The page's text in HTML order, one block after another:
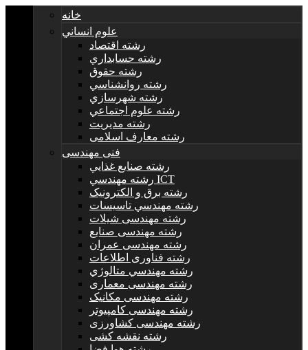
خانه
علوم انساني
رشته اقتصاد
رشته حسابداري
رشته حقوق
رشته روانشناسي
رشته شهرسازي
رشته علوم اجتماعي
رشته مديريت
رشته معارف اسلامی
فنی مهندسی
رشته صنايع غذايي
رشته مهندسي ICT
رشته برق و الکترونيک
رشته مهندسي تاسيسات
رشته مهندسی شیلات
رشته مهندسی صنایع
رشته مهندسی عمران
رشته فناوری اطلاعات
رشته مهندسي متالوژي
رشته مهندسی معماری
رشته مهندسی مکانیک
رشته مهندسی کامپیوتر
رشته مهندسی کشاورزی
رشته نقشه کشی